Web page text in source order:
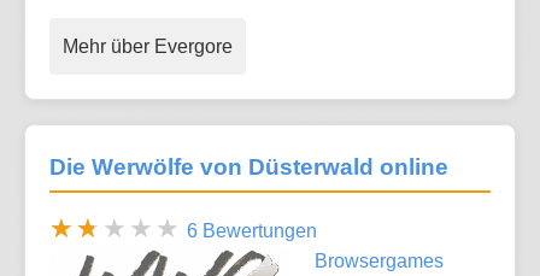
Mehr über Evergore
Die Werwölfe von Düsterwald online
6 Bewertungen
Browsergames